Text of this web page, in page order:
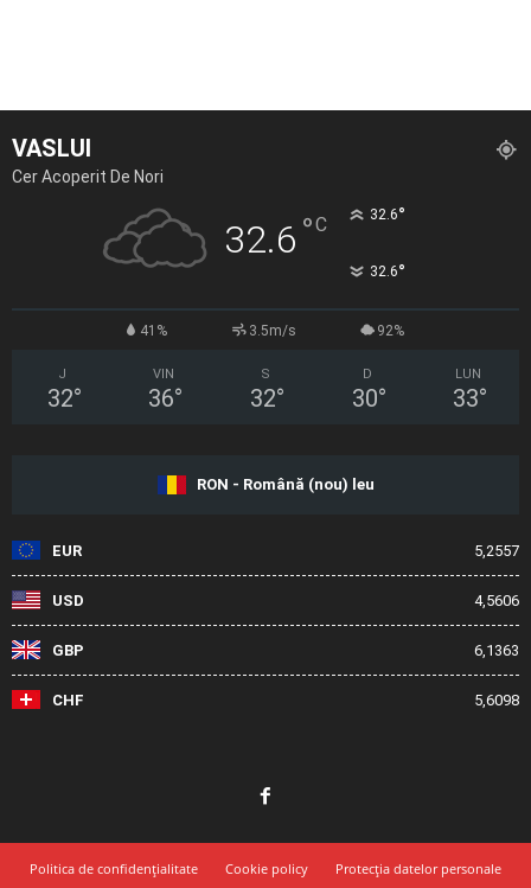
VASLUI
Cer Acoperit De Nori
32.6 °C 32.6°
32.6°
41% 3.5m/s 92%
J
32°
VIN
36°
S
32°
D
30°
LUN
33°
RON - Română (nou) leu
EUR 5,2557
USD 4,5606
GBP 6,1363
CHF 5,6098
Politica de confidențialitate Cookie policy
Protecția datelor personale